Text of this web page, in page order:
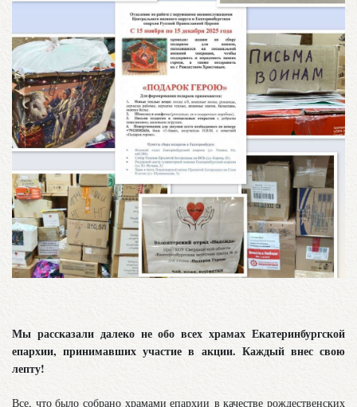
Мы рассказали далеко не обо всех храмах Екатеринбургской
епархии, принимавших участие в акции. Каждый внес свою
лепту!
Все, что было собрано храмами епархии в качестве рождественских